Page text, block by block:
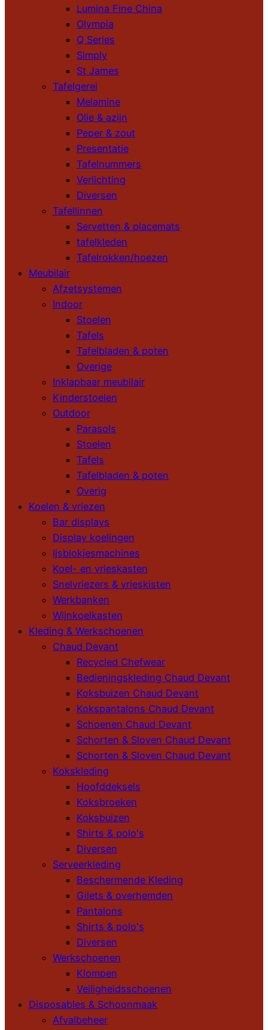
Lumina Fine China
Olympia
Q Series
Simply
St James
Tafelgerei
Melamine
Olie & azijn
Peper & zout
Presentatie
Tafelnummers
Verlichting
Diversen
Tafellinnen
Servetten & placemats
tafelkleden
Tafelrokken/hoezen
Meubilair
Afzetsystemen
Indoor
Stoelen
Tafels
Tafelbladen & poten
Overige
Inklapbaar meubilair
Kinderstoelen
Outdoor
Parasols
Stoelen
Tafels
Tafelbladen & poten
Overig
Koelen & vriezen
Bar displays
Display koelingen
Ijsblokjesmachines
Koel- en vrieskasten
Snelvriezers & vrieskisten
Werkbanken
Wijnkoelkasten
Kleding & Werkschoenen
Chaud Devant
Recycled Chefwear
Bedieningskleding Chaud Devant
Koksbuizen Chaud Devant
Kokspantalons Chaud Devant
Schoenen Chaud Devant
Schorten & Sloven Chaud Devant
Schorten & Sloven Chaud Devant
Kokskleding
Hoofddeksels
Koksbroeken
Koksbuizen
Shirts & polo's
Diversen
Serveerkleding
Beschermende Kleding
Gilets & overhemden
Pantalons
Shirts & polo's
Diversen
Werkschoenen
Klompen
Veiligheidsschoenen
Disposables & Schoonmaak
Afvalbeheer